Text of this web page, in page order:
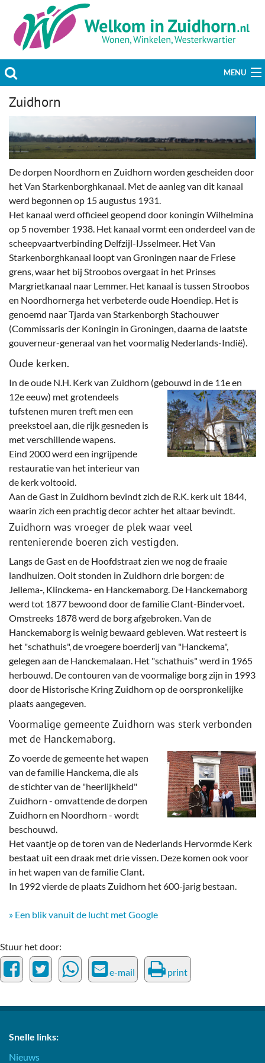
MENU
Actueel
Welzijn & Maatschappij
Bedrijven
Prikbord & Aanbiedingen
Plaats bericht
Zuidhorn
De dorpen Noordhorn en Zuidhorn worden gescheiden door
het Van Starkenborghkanaal. Met de aanleg van dit kanaal
werd begonnen op 15 augustus 1931.
Het kanaal werd officieel geopend door koningin Wilhelmina
op 5 november 1938. Het kanaal vormt een onderdeel van de
scheepvaartverbinding Delfzijl-IJsselmeer. Het Van
Starkenborghkanaal loopt van Groningen naar de Friese
grens, waar het bij Stroobos overgaat in het Prinses
Margrietkanaal naar Lemmer. Het kanaal is tussen Stroobos
en Noordhornerga het verbeterde oude Hoendiep. Het is
genoemd naar Tjarda van Starkenborgh Stachouwer
(Commissaris der Koningin in Groningen, daarna de laatste
gouverneur-generaal van het voormalig Nederlands-Indië).
Oude kerken.
In de oude N.H. Kerk van Zuidhorn (gebouwd in de 11e en
12e eeuw) met grotendeels
tufstenen muren treft men een
preekstoel aan, die rijk gesneden is
met verschillende wapens.
Eind 2000 werd een ingrijpende
restauratie van het interieur van
de kerk voltooid.
Aan de Gast in Zuidhorn bevindt zich de R.K. kerk uit 1844,
waarin zich een prachtig decor achter het altaar bevindt.
Zuidhorn was vroeger de plek waar veel
rentenierende boeren zich vestigden.
Langs de Gast en de Hoofdstraat zien we nog de fraaie
landhuizen. Ooit stonden in Zuidhorn drie borgen: de
Jellema-, Klinckema- en Hanckemaborg. De Hanckemaborg
werd tot 1877 bewoond door de familie Clant-Bindervoet.
Omstreeks 1878 werd de borg afgebroken. Van de
Hanckemaborg is weinig bewaard gebleven. Wat resteert is
het "schathuis", de vroegere boerderij van "Hanckema",
gelegen aan de Hanckemalaan. Het "schathuis" werd in 1965
herbouwd. De contouren van de voormalige borg zijn in 1993
door de Historische Kring Zuidhorn op de oorspronkelijke
plaats aangegeven.
Voormalige gemeente Zuidhorn was sterk verbonden
met de Hanckemaborg.
Zo voerde de gemeente het wapen
van de familie Hanckema, die als
de stichter van de "heerlijkheid"
Zuidhorn - omvattende de dorpen
Zuidhorn en Noordhorn - wordt
beschouwd.
Het vaantje op de toren van de Nederlands Hervormde Kerk
bestaat uit een draak met drie vissen. Deze komen ook voor
in het wapen van de familie Clant.
In 1992 vierde de plaats Zuidhorn het 600-jarig bestaan.
» Een blik vanuit de lucht met Google
Stuur het door:
e-mail print
Snelle links:
Nieuws